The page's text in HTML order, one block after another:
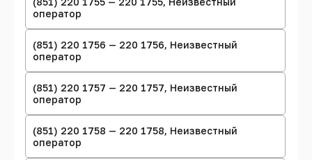
оператор
(851) 220 1756 — 220 1756, Неизвестный
оператор
(851) 220 1757 — 220 1757, Неизвестный
оператор
(851) 220 1758 — 220 1758, Неизвестный
оператор